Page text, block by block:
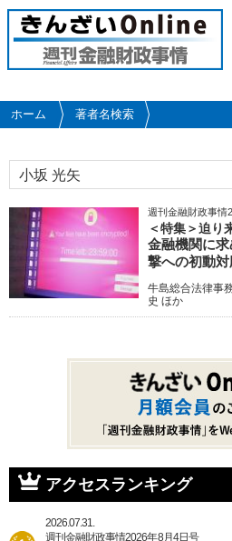
メ
イ
コ
ン
移
動
ホーム 著者名検索
週刊金融財政事情
＜特集＞迫り
金融機関に
撃への初動対
牛島総合法律事
史 ほか
アクセスランキング
2026.07.31.
週刊金融財政事情2026年8月4日号